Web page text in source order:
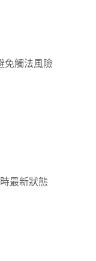
免觸法風險
最新狀態